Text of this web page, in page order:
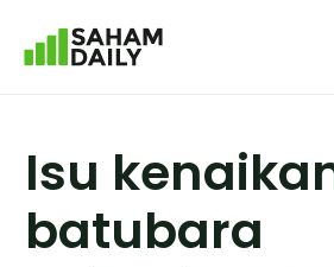
Isu
batubara